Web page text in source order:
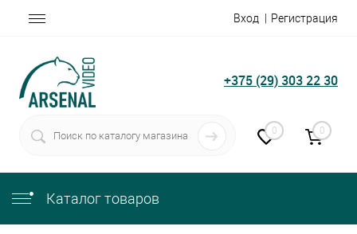
Вход Регистрация
+375 (29) 303 22 30
0 0
Каталог товаров